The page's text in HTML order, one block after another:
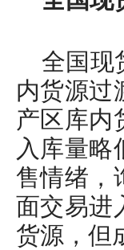
全国现
内货源过
产区库内
入库量略
售情绪，
面交易进
货源，但